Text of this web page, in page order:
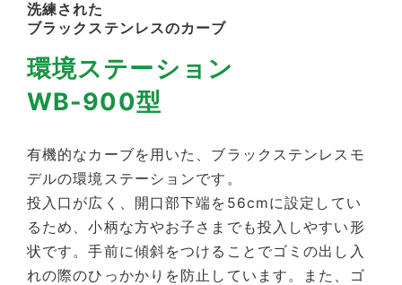
洗練された
ブラックステンレスのカーブ
環境ステーション
WB-900型
有機的なカーブを用いた、ブラックステンレスモ
デルの環境ステーションです。
投入口が広く、開口部下端を56cmに設定してい
るため、小柄な方やお子さまでも投入しやすい形
状です。手前に傾斜をつけることでゴミの出し入
れの際のひっかかりを防止しています。また、ゴ